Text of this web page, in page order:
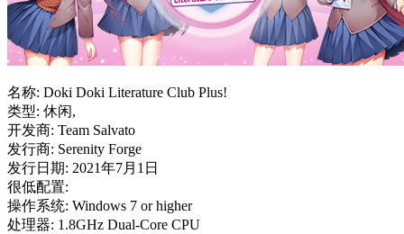
名称: Doki Doki Literature Club Plus!
类型: 休闲,
开发商: Team Salvato
发行商: Serenity Forge
发行日期: 2021年7月1日
很低配置:
操作系统: Windows 7 or higher
处理器: 1.8GHz Dual-Core CPU